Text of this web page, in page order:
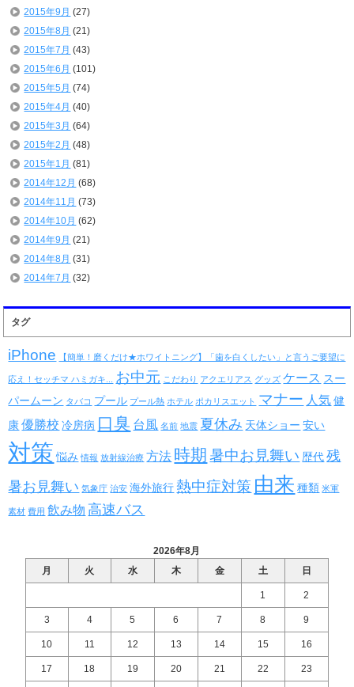
2015年9月 (27)
2015年8月 (21)
2015年7月 (43)
2015年6月 (101)
2015年5月 (74)
2015年4月 (40)
2015年3月 (64)
2015年2月 (48)
2015年1月 (81)
2014年12月 (68)
2014年11月 (73)
2014年10月 (62)
2014年9月 (21)
2014年8月 (31)
2014年7月 (32)
タグ
iPhone 【簡単！磨くだけ★ホワイトニング】「歯を白くしたい」と言うご要望に
応え！セッチマ ハミガキ... お中元 こだわり アクエリアス グッズ ケース スー
パームーン タバコ プール プール熱 ホテル ポカリスエット マナー 人気 健
康 優勝校 冷房病 口臭 台風 名前 地震 夏休み 天体ショー 安い
対策 悩み 情報 放射線治療 方法 時期 暑中お見舞い 歴代 残
暑お見舞い 気象庁 治安 海外旅行 熱中症対策 由来 種類 米軍
素材 費用 飲み物 高速バス
2026年8月
月
火 水 木 金 土 日
1 2
3 4 5 6 7 8 9
10 11 12 13 14 15 16
17 18 19 20 21 22 23